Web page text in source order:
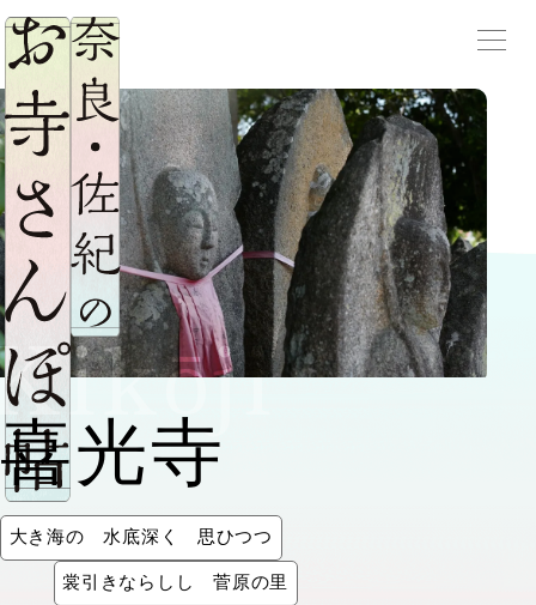
メニ
喜光寺
大き海の 水底深く 思ひつつ
裳引きならしし 菅原の里